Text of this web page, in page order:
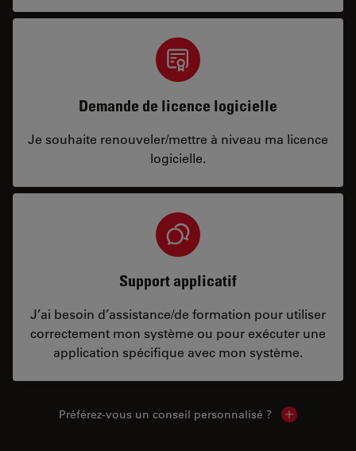
Demande de licence logicielle
Je souhaite renouveler/mettre à niveau ma licence
logicielle.
Support applicatif
J’ai besoin d’assistance/de formation pour utiliser
correctement mon système ou pour exécuter une
application spécifique avec mon système.
Préférez-vous un conseil personnalisé ? Show local